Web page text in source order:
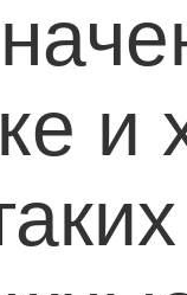
и